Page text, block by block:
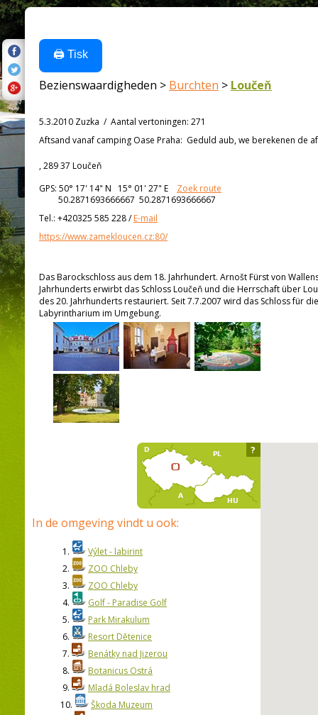
🖨️ Tisk
Bezienswaardigheden > Burchten > Loučeň
5.3.2010 Zuzka / Aantal vertoningen: 271
Aftsand vanaf camping Oase Praha: Geduld aub, we berekenen de
, 289 37 Loučeň
GPS: 50° 17' 14" N 15° 01' 27" E
Zoek route
50.2871693666667 50.2871693666667
Tel.: +420325 585 228/E-mail
https://www.zamekloucen.cz:80/
Das Barockschloss aus dem 18. Jahrhundert. Arnošt Fürst von
Jahrhunderts erwirbt das Schloss Loučeň und die Herrschaft über
des 20. Jahrhunderts restauriert. Seit 7.7.2007 wird das Schloss für
Labyrintharium im Umgebung.
In de omgeving vindt u ook:
1.
Výlet - labirint
2.
ZOO Chleby
3.
ZOO Chleby
4.
Golf - Paradise Golf
5.
Park Mirakulum
6.
Resort Dětenice
7.
Benátky nad Jizerou
8.
Botanicus Ostrá
9.
Mladá Boleslav hrad
10.
Škoda Muzeum
?